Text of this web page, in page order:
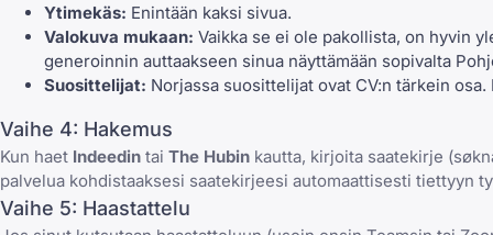
Ytimekäs: Enintään kaksi sivua.
Valokuva mukaan: Vaikka se ei ole pakollista, on hyvin
generoinnin auttaakseen sinua näyttämään sopivalta
Suosittelijat: Norjassa suosittelijat ovat CV:n tärkein
Vaihe 4: Hakemus
Kun haet Indeedin tai The Hubin kautta, kirjoita saatekirje
palvelua kohdistaaksesi saatekirjeesi automaattisesti tiettyyn
Vaihe 5: Haastattelu